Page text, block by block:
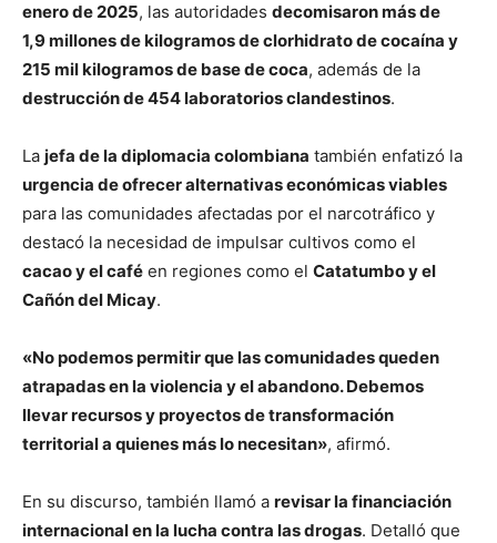
enero de 2025, las autoridades decomisaron más de
1,9 millones de kilogramos de clorhidrato de cocaína y
215 mil kilogramos de base de coca, además de la
destrucción de 454 laboratorios clandestinos.
La jefa de la diplomacia colombiana también enfatizó la
urgencia de ofrecer alternativas económicas viables
para las comunidades afectadas por el narcotráfico y
destacó la necesidad de impulsar cultivos como el
cacao y el café en regiones como el Catatumbo y el
Cañón del Micay.
«No podemos permitir que las comunidades queden
atrapadas en la violencia y el abandono. Debemos
llevar recursos y proyectos de transformación
territorial a quienes más lo necesitan», afirmó.
En su discurso, también llamó a revisar la financiación
internacional en la lucha contra las drogas. Detalló que